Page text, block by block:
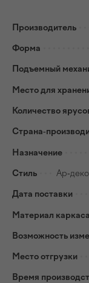
Производитель
Форма
Подъемный
Место для
Количество
Страна-
Назначение
Стиль Ар-
Дата поставки
Материал каркаса
Возможность
Место отгрузки
Время